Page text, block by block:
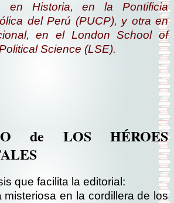
en Historia, en la Pontificia
del Perú (PUCP), y otra en
en el London School of
Science (LSE).
de LOS HÉROES
que facilita la editorial:
misteriosa en la cordillera de los